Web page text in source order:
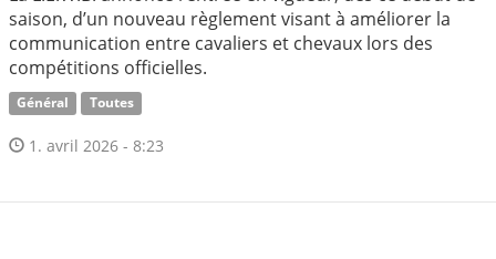
saison, d’un nouveau règlement visant à améliorer la
communication entre cavaliers et chevaux lors des
compétitions officielles.
Général Toutes
1. avril 2026 - 8:23